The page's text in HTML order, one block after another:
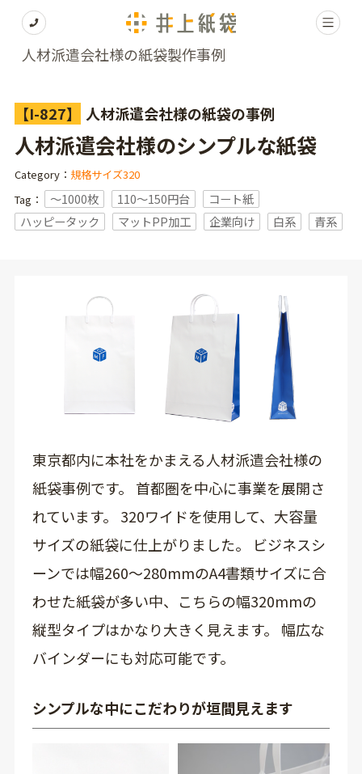
人材派遣会社様の紙袋製作事例
【I-827】 人材派遣会社様の紙袋の事例
人材派遣会社様のシンプルな紙袋
Category： 規格サイズ320
Tag：
〜1000枚 110～150円台
コート紙
ハッピータック
マットPP加工 企業向け 白系 青系
東京都内に本社をかまえる人材派遣会社様の
紙袋事例です。 首都圏を中心に事業を展開さ
れています。 320ワイドを使用して、大容量
サイズの紙袋に仕上がりました。 ビジネスシ
ーンでは幅260～280mmのA4書類サイズに合
わせた紙袋が多い中、こちらの幅320mmの
縦型タイプはかなり大きく見えます。 幅広な
バインダーにも対応可能です。
シンプルな中にこだわりが垣間見えます